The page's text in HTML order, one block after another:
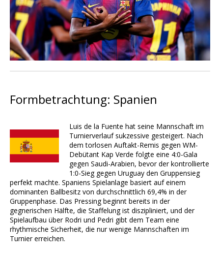
Formbetrachtung: Spanien
Luis de la Fuente hat seine Mannschaft im
Turnierverlauf sukzessive gesteigert. Nach
dem torlosen Auftakt-Remis gegen WM-
Debütant Kap Verde folgte eine 4:0-Gala
gegen Saudi-Arabien, bevor der kontrollierte
1:0-Sieg gegen Uruguay den Gruppensieg
perfekt machte. Spaniens Spielanlage basiert auf einem
dominanten Ballbesitz von durchschnittlich 69,4% in der
Gruppenphase. Das Pressing beginnt bereits in der
gegnerischen Hälfte, die Staffelung ist diszipliniert, und der
Spielaufbau über Rodri und Pedri gibt dem Team eine
rhythmische Sicherheit, die nur wenige Mannschaften im
Turnier erreichen.